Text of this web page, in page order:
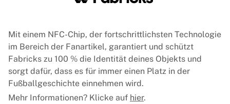
Trikot einrahmen
Trikot-Authentifizierung
Meine Sammlung
Mit einem NFC-Chip, der fortschrittlichsten Technologie
im Bereich der Fanartikel, garantiert und schützt
Fabricks zu 100 % die Identität deines Objekts und
sorgt dafür, dass es für immer einen Platz in der
Fußballgeschichte einnehmen wird.
Mehr Informationen? Klicke auf hier.